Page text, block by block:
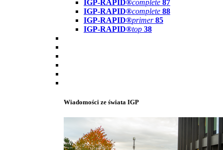
IGP-RAPID®complete 87
IGP-RAPID®complete 88
IGP-RAPID®primer 85
IGP-RAPID®top 38
Wiadomości ze świata IGP